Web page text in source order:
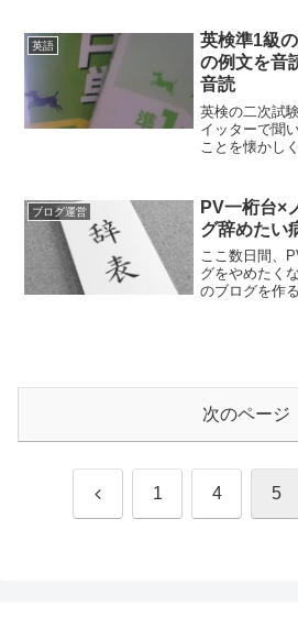
からだいたい
らで2016年10
って...
英語
英検準1級
の例文を音
音読
英検の二次試
イッターで聞
ことを懐かし
が、いちおう
端くれとして
ル、単語対策
ブログ運営
PV一桁台×
グ辞めたい
ここ数日間、
グをやめたく
のブログを作
つか立ち上げ
ぐらいでPV
次のページ
前 1 4 5